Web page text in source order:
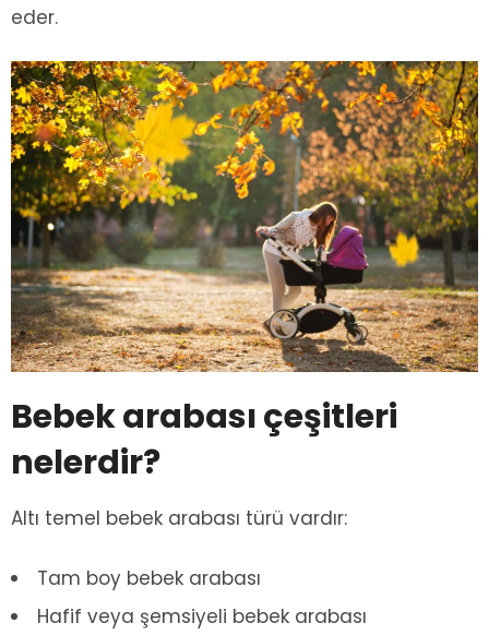
eder.
Bebek arabası çeşitleri
nelerdir?
Altı temel bebek arabası türü vardır:
Tam boy bebek arabası
Hafif veya şemsiyeli bebek arabası